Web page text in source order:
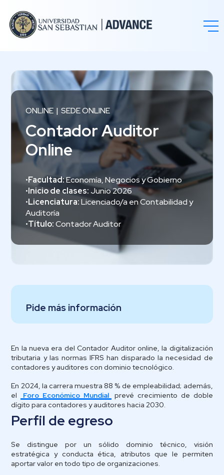
Pide más información
ONLINE SEDE ONLINE
Contador Auditor
Online
•Facultad:Economía, Negocios y Gobierno
•Inicio de clases:Junio 2026
•Licenciatura:Licenciado/a en Contabilidad y
Auditoría
•Título:Contador Auditor
En la nueva era del Contador Auditor online, la digitalización
tributaria y las normas IFRS han disparado la necesidad de
contadores y auditores con dominio tecnológico.
En 2024, la carrera muestra 88 % de empleabilidad; además,
el
Foro Económico Mundial
prevé crecimiento de doble
dígito para contadores y auditores hacia 2030.
Perfil de egreso
Se distingue por un sólido dominio técnico, visión
estratégica y conducta ética, atributos que le permiten
aportar valor en todo tipo de organizaciones.